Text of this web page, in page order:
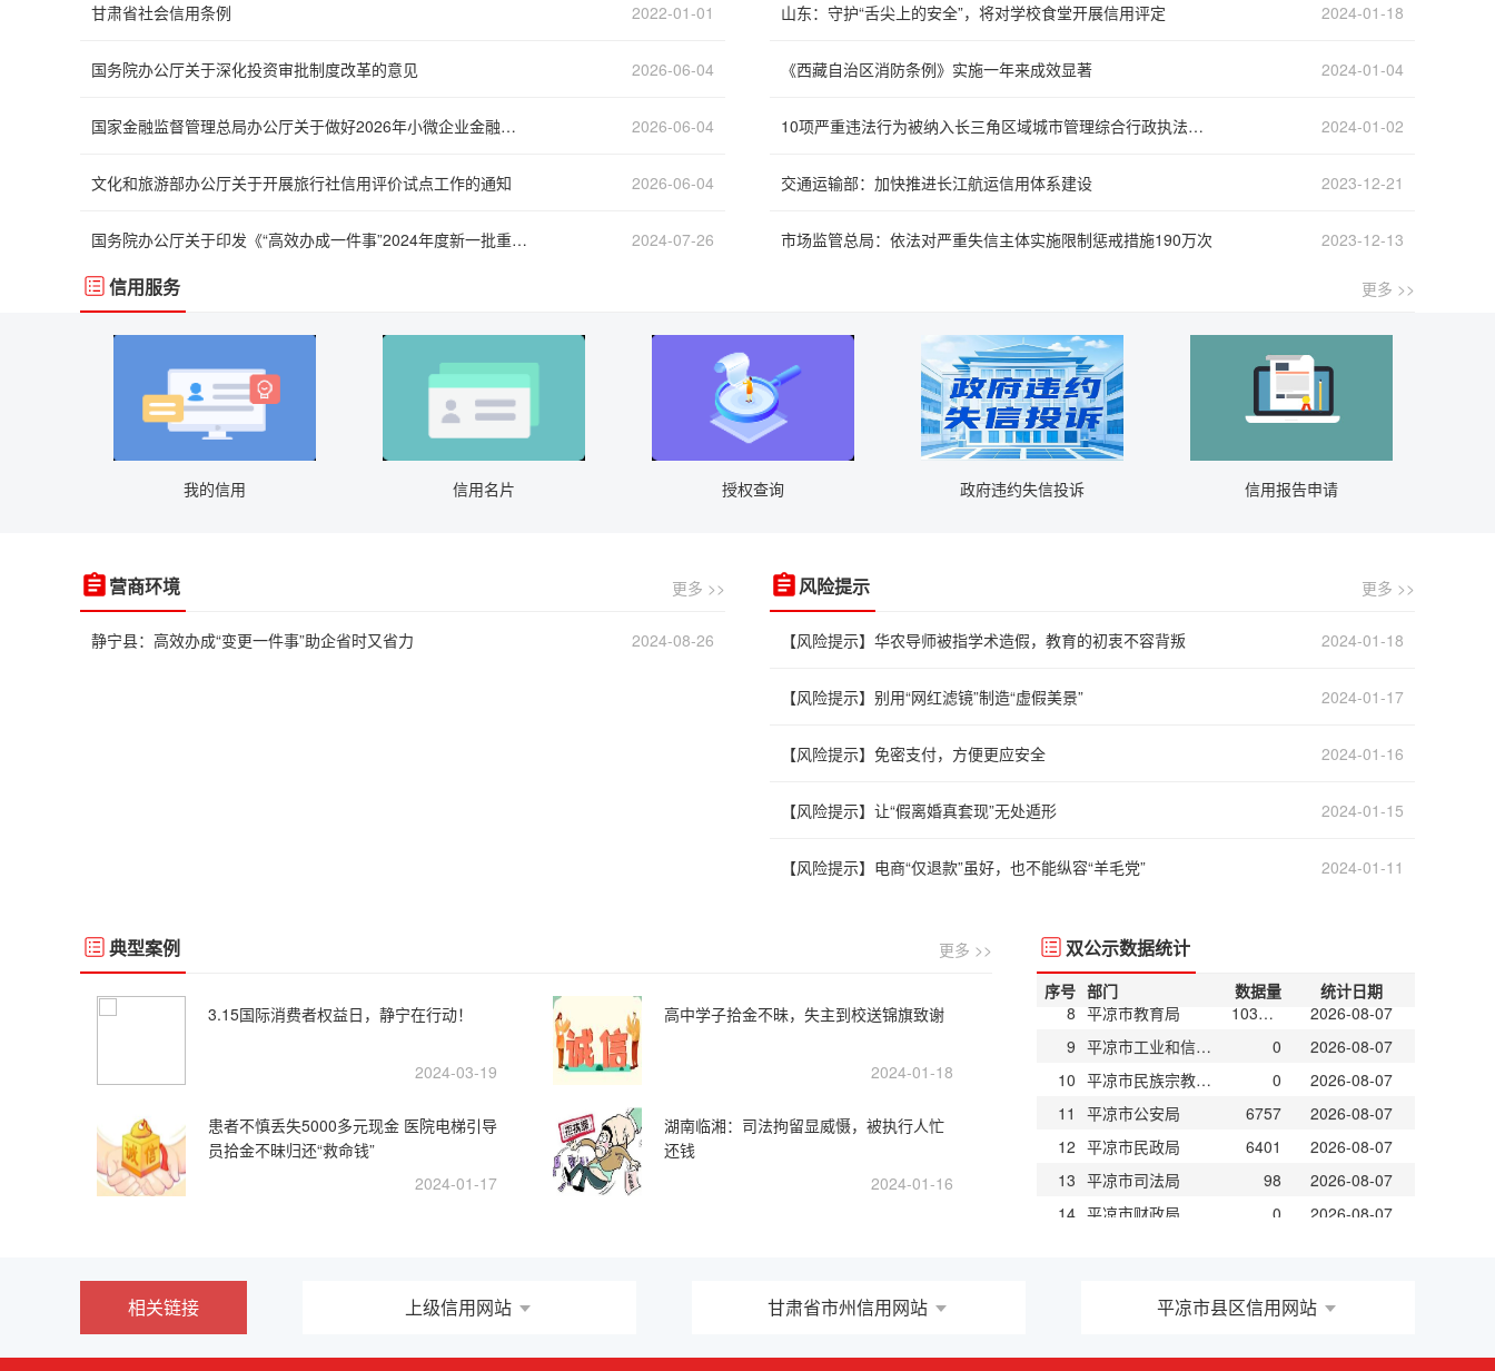
甘肃省社会信用条例 2022-01-01
国务院办公厅关于深化投资审批制度改革的意见 2026-06-04
国家金融监督管理总局办公厅关于做好2026年小微企业金融服务工作的通知 2026-06-04
文化和旅游部办公厅关于开展旅行社信用评价试点工作的通知 2026-06-04
国务院办公厅关于印发《“高效办成一件事”2024年度新一批重点事项清单》的通知 2024-07-26
山东：守护“舌尖上的安全”，将对学校食堂开展信用评定 2024-01-18
《西藏自治区消防条例》实施一年来成效显著 2024-01-04
10项严重违法行为被纳入长三角区域城市管理综合行政执法联合惩戒体系 2024-01-02
交通运输部：加快推进长江航运信用体系建设 2023-12-21
市场监管总局：依法对严重失信主体实施限制惩戒措施190万次 2023-12-13
信用服务 更多 >>
我的信用 信用名片 授权查询 政府违约失信投诉 信用报告申请
营商环境 更多 >>
静宁县：高效办成“变更一件事”助企省时又省力 2024-08-26
风险提示 更多 >>
【风险提示】华农导师被指学术造假，教育的初衷不容背叛 2024-01-18
【风险提示】别用“网红滤镜”制造“虚假美景” 2024-01-17
【风险提示】免密支付，方便更应安全 2024-01-16
【风险提示】让“假离婚真套现”无处遁形 2024-01-15
【风险提示】电商“仅退款”虽好，也不能纵容“羊毛党” 2024-01-11
典型案例 更多 >>
3.15国际消费者权益日，静宁在行动！
2024-03-19
高中学子拾金不昧，失主到校送锦旗致谢
2024-01-18
患者不慎丢失5000多元现金 医院电梯引导
员拾金不昧归还“救命钱”
2024-01-17
湖南临湘：司法拘留显威慑，被执行人忙
还钱
2024-01-16
双公示数据统计
序号 部门 数据量 统计日期
2026-08-07
2026-08-07
7
8 平凉市教育局 103106
2026-08-07
9
2026-08-07
10
平凉市民族宗教事务委员会 0
2026-08-07
11 平凉市公安局 6757
2026-08-07
12
平凉市民政局 6401
2026-08-07
13 平凉市司法局 98
2026-08-07
14 平凉市财政局 0
2026-08-07
15
4535
2026-08-07
平凉市住房和城乡建设局 20274
2026-08-07
19 平凉市交通运输局 39164 2026-08-07
相关链接 上级信用网站 甘肃省市州信用网站 平凉市县区信用网站